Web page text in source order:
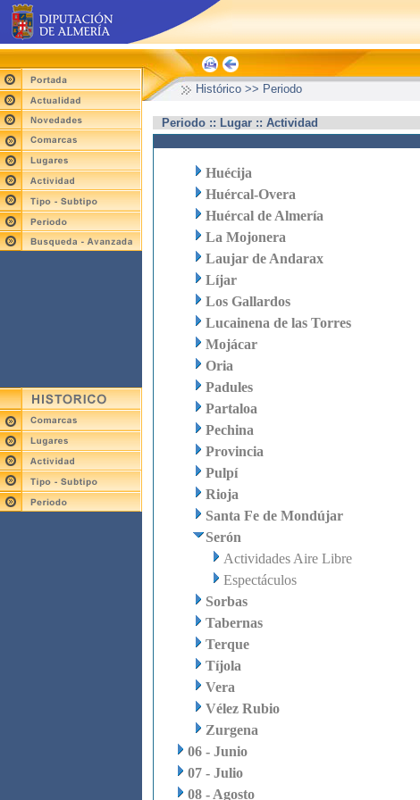
Histórico >> Periodo
Periodo :: Lugar :: Actividad
Huécija
Huércal-Overa
Huércal de Almería
La Mojonera
Laujar de Andarax
Líjar
Los Gallardos
Lucainena de las Torres
Mojácar
Oria
Padules
Partaloa
Pechina
Provincia
Pulpí
Rioja
Santa Fe de Mondújar
Serón
Actividades Aire Libre
Espectáculos
Sorbas
Tabernas
Terque
Tíjola
Vera
Vélez Rubio
Zurgena
06 - Junio
07 - Julio
08 - Agosto